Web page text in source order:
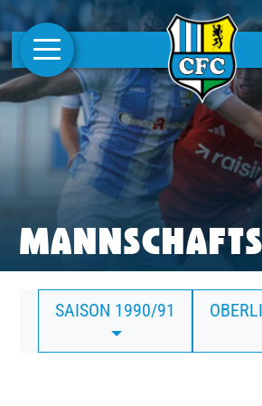
AKTUELLES
1. MANNSCHAFT
FRAUEN
CAMPUS
CLUB
CLUBMITGLIEDSCHAFT
BUSINESS
SAISON 1990/91